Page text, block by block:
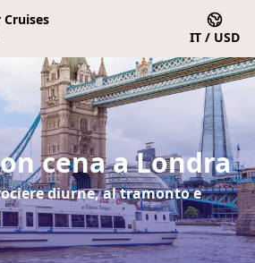
IT / USD
cena a Londra
diurne, al tramonto e